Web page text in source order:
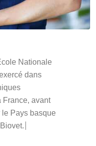
co e Nationa e
xercé dans
iques
France, avant
e Pays basque
Biovet.